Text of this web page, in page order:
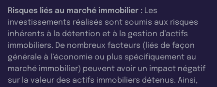
Risques liés au marché immobilier : Les
investissements réalisés sont soumis aux risques
inhérents à la détention et à la gestion d’actifs
immobiliers. De nombreux facteurs (liés de façon
générale à l’économie ou plus spécifiquement au
marché immobilier) peuvent avoir un impact négatif
sur la valeur des actifs immobiliers détenus. Ainsi,